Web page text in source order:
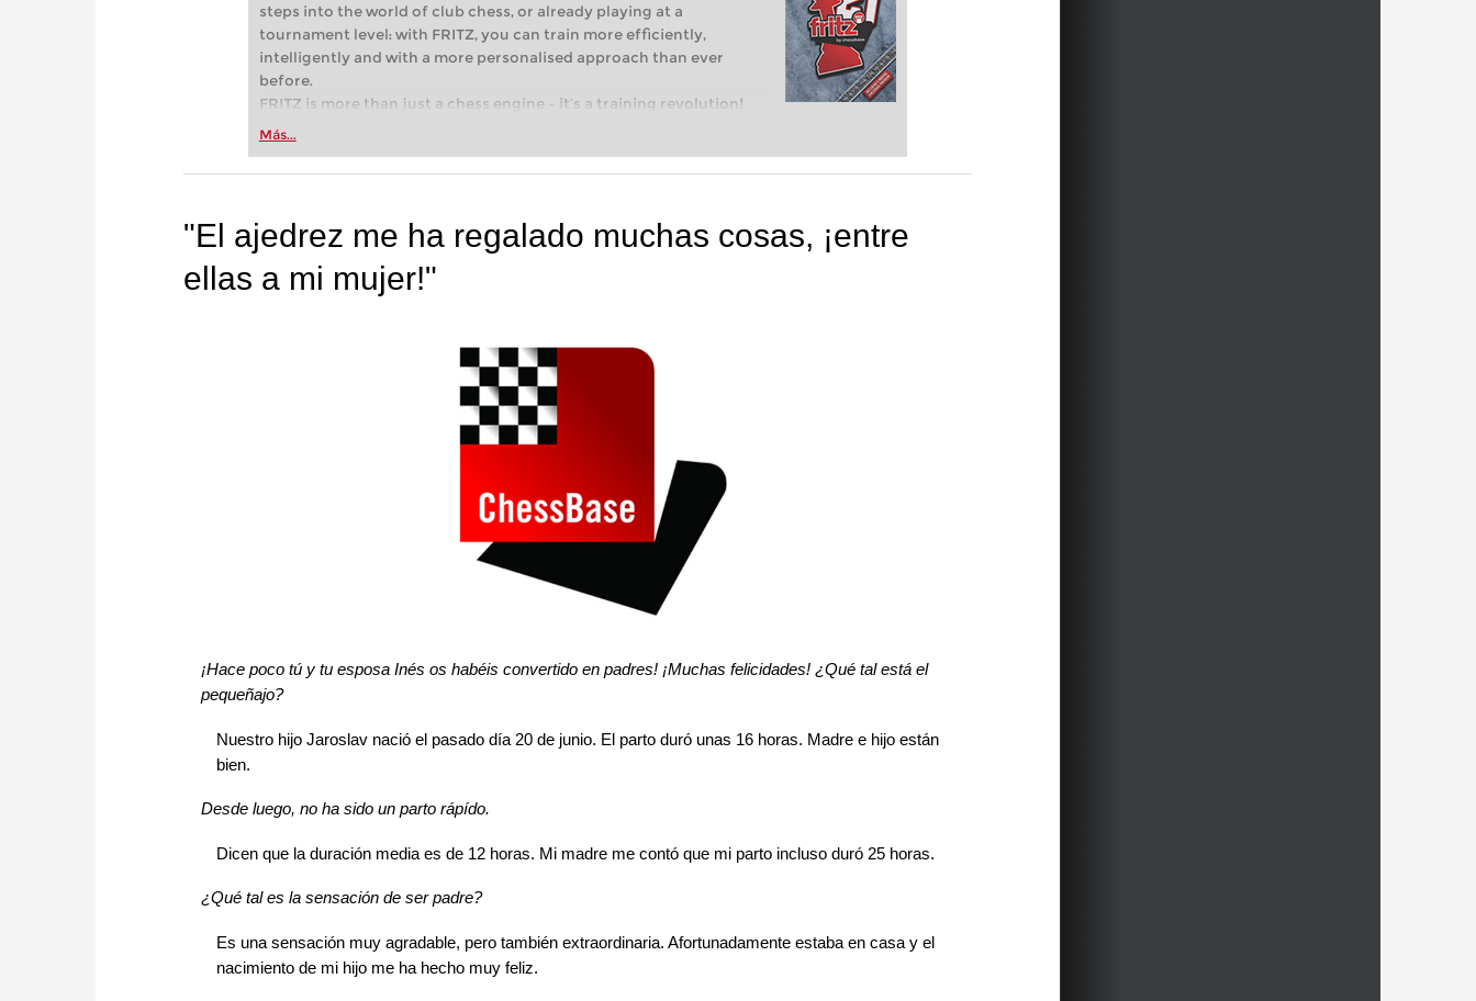
steps into the world of club chess, or already playing at a
tournament level: with FRITZ, you can train more efficiently,
intelligently and with a more personalised approach than ever
before.
FRITZ is more than just a chess engine – it’s a training revolution!
Whether you’re taking your first steps into the world of club chess,
more efficiently, intelligently and with a more personalised
Más...
"El ajedrez me ha regalado muchas cosas, ¡entre
ellas a mi mujer!"
¡Hace poco tú y tu esposa Inés os habéis convertido en padres! ¡Muchas felicidades! ¿Qué tal está el
pequeñajo?
Nuestro hijo Jaroslav nació el pasado día 20 de junio. El parto duró unas 16 horas. Madre e hijo están
bien.
Desde luego, no ha sido un parto rápído.
Dicen que la duración media es de 12 horas. Mi madre me contó que mi parto incluso duró 25 horas.
¿Qué tal es la sensación de ser padre?
Es una sensación muy agradable, pero también extraordinaria. Afortunadamente estaba en casa y el
nacimiento de mi hijo me ha hecho muy feliz.